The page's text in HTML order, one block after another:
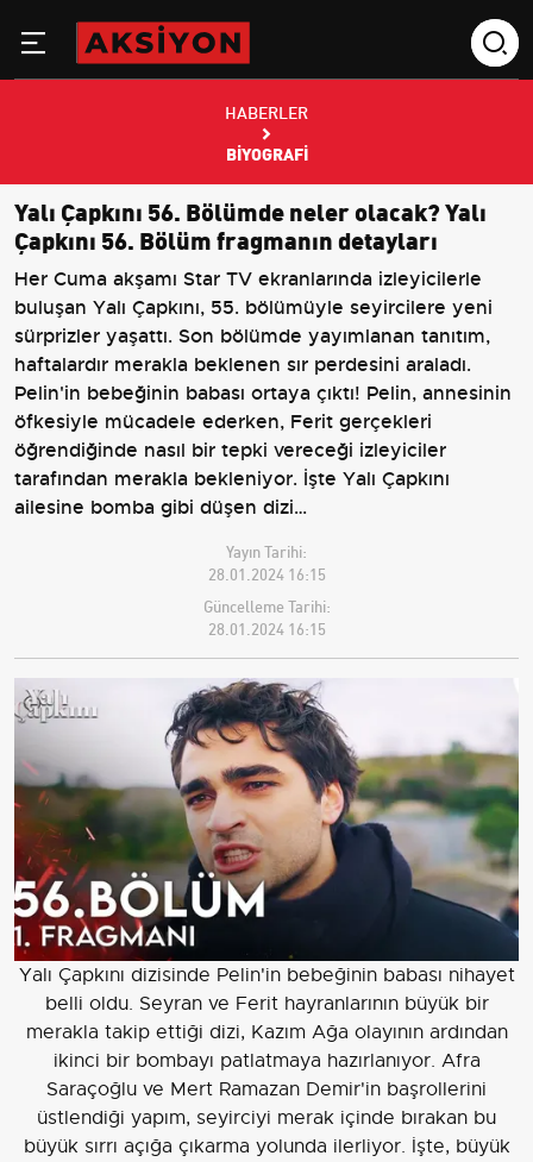
HABERLER
BIYOGRAFI
Yalı Çapkını 56. Bölümde neler olacak? Yalı
Çapkını 56. Bölüm fragmanın detayları
Her Cuma akşamı Star TV ekranlarında izleyicilerle
buluşan Yalı Çapkını, 55. bölümüyle seyircilere yeni
sürprizler yaşattı. Son bölümde yayımlanan tanıtım,
haftalardır merakla beklenen sır perdesini araladı.
Pelin'in bebeğinin babası ortaya çıktı! Pelin, annesinin
öfkesiyle mücadele ederken, Ferit gerçekleri
öğrendiğinde nasıl bir tepki vereceği izleyiciler
tarafından merakla bekleniyor. İşte Yalı Çapkını
ailesine bomba gibi düşen dizi…
Yayın Tarihi:
28.01.2024 16:15
Güncelleme Tarihi:
28.01.2024 16:15
Yalı Çapkını dizisinde Pelin'in bebeğinin babası nihayet
belli oldu. Seyran ve Ferit hayranlarının büyük bir
merakla takip ettiği dizi, Kazım Ağa olayının ardından
ikinci bir bombayı patlatmaya hazırlanıyor. Afra
Saraçoğlu ve Mert Ramazan Demir'in başrollerini
üstlendiği yapım, seyirciyi merak içinde bırakan bu
büyük sırrı açığa çıkarma yolunda ilerliyor. İşte, büyük